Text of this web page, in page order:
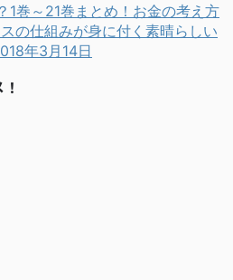
1巻～21巻まとめ！お金の考え方
の仕組みが身に付く素晴らしい
年3月14日